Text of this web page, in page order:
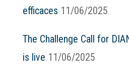
efficaces 11/06/2025
The Challenge Call for
is live 11/06/2025